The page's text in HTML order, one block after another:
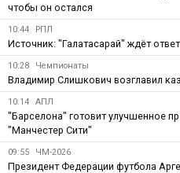
чтобы он остался
10:44 РПЛ
Источник: "Галатасарай" ждёт
10:28 Чемпионаты
Владимир Слишкович возглавил
10:14 АПЛ
"Барселона" готовит улучшенное
"Манчестер Сити"
09:55 ЧМ-2026
Президент Федерации футбола